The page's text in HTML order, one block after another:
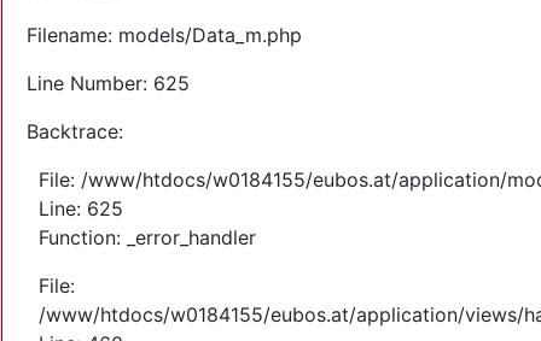
Filename: models/Data_m.php
Line Number: 625
Backtrace:
File: /www/htdocs/w0184155/eubos.at/application/
Line: 625
Function: _error_handler
File:
/www/htdocs/w0184155/eubos.at/application/views/